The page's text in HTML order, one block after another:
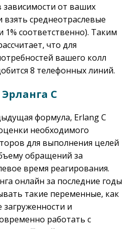
зависимости от ваших
взять среднеотраслевые
1% соответственно). Таким
что для
вашего колл
8 телефонных линий.
C
формула, Erlang C
необходимого
для выполнения целей
обращений за
время реагирования.
онлайн за последние годы
такие переменные, как
и
работать с